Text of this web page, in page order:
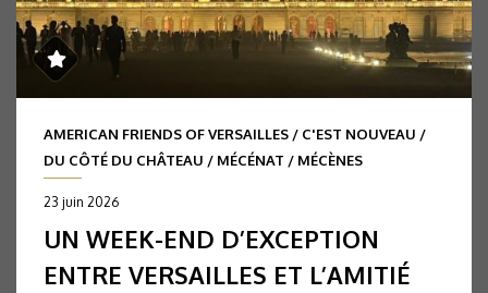
AMERICAN FRIENDS OF VERSAILLES / C'EST NOUVEAU /
DU CÔTÉ DU CHÂTEAU / MÉCÉNAT / MÉCÈNES
23 juin 2026
UN WEEK-END D’EXCEPTION
ENTRE VERSAILLES ET L’AMITIÉ